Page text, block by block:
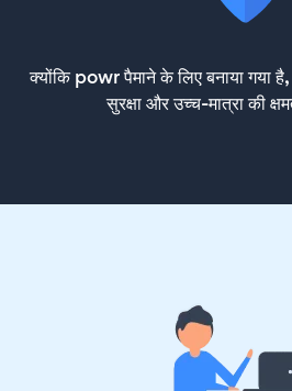
क्योंकि powr पैमाने के लिए बनाया गया
सुरक्षा और उच्च-मात्रा की